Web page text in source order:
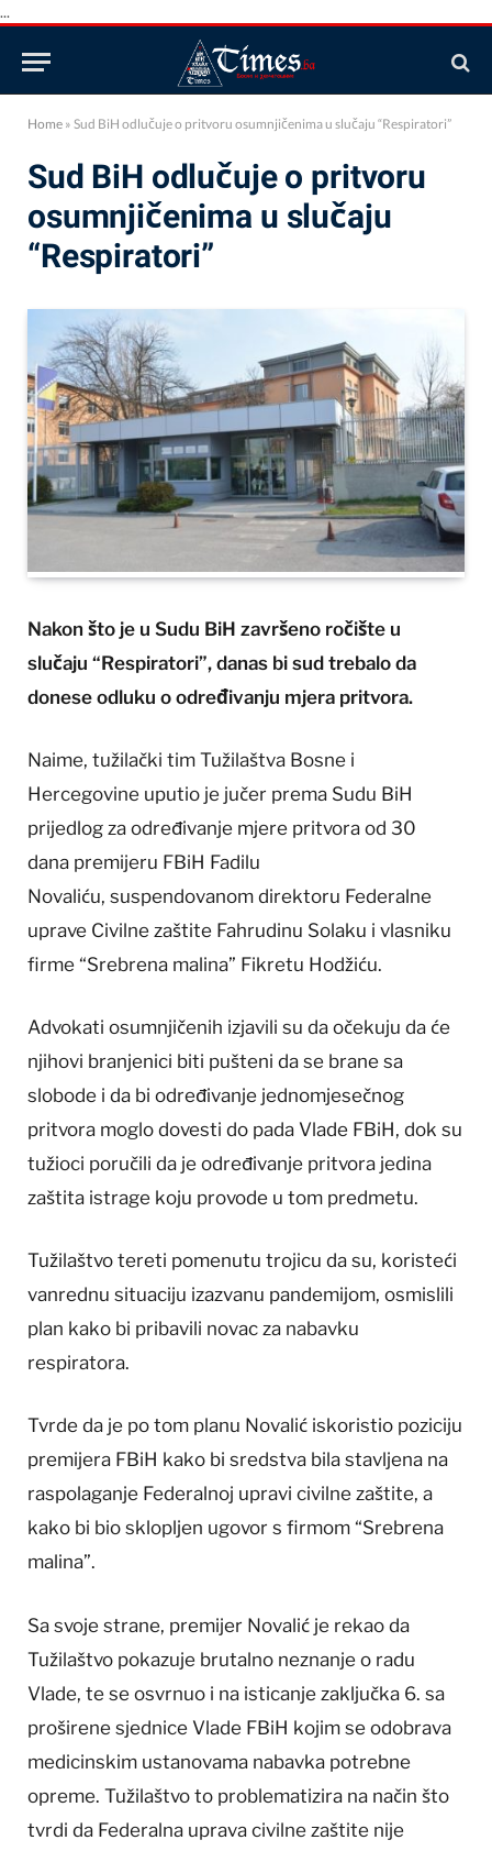
...
Home » Sud BiH odlučuje o pritvoru osumnjičenima u slučaju “Respiratori”
Sud BiH odlučuje o pritvoru
osumnjičenima u slučaju
“Respiratori”
Nakon što je u Sudu BiH završeno ročište u
slučaju “Respiratori”, danas bi sud trebalo da
donese odluku o određivanju mjera pritvora.
Naime, tužilački tim Tužilaštva Bosne i
Hercegovine uputio je jučer prema Sudu BiH
prijedlog za određivanje mjere pritvora od 30
dana premijeru FBiH Fadilu
Novaliću, suspendovanom direktoru Federalne
uprave Civilne zaštite Fahrudinu Solaku i vlasniku
firme “Srebrena malina” Fikretu Hodžiću.
Advokati osumnjičenih izjavili su da očekuju da će
njihovi branjenici biti pušteni da se brane sa
slobode i da bi određivanje jednomjesečnog
pritvora moglo dovesti do pada Vlade FBiH, dok su
tužioci poručili da je određivanje pritvora jedina
zaštita istrage koju provode u tom predmetu.
Tužilaštvo tereti pomenutu trojicu da su, koristeći
vanrednu situaciju izazvanu pandemijom, osmislili
plan kako bi pribavili novac za nabavku
respiratora.
Tvrde da je po tom planu Novalić iskoristio poziciju
premijera FBiH kako bi sredstva bila stavljena na
raspolaganje Federalnoj upravi civilne zaštite, a
kako bi bio sklopljen ugovor s firmom “Srebrena
malina”.
Sa svoje strane, premijer Novalić je rekao da
Tužilaštvo pokazuje brutalno neznanje o radu
Vlade, te se osvrnuo i na isticanje zaključka 6. sa
proširene sjednice Vlade FBiH kojim se odobrava
medicinskim ustanovama nabavka potrebne
opreme. Tužilaštvo to problematizira na način što
tvrdi da Federalna uprava civilne zaštite nije